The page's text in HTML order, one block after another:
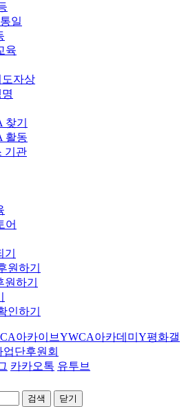
일
육
자상
기
활동
기관
어
원하기
하기
인하기
아카이브YWCA아카데미 Y평화갤
업단후원회
카카오톡 유투브
닫기